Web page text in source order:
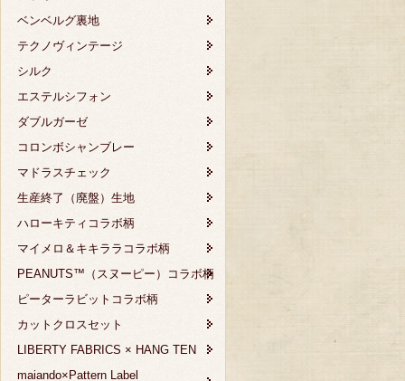
ベンベルグ裏地
テクノヴィンテージ
シルク
エステルシフォン
ダブルガーゼ
コロンボシャンブレー
マドラスチェック
生産終了（廃盤）生地
ハローキティコラボ柄
マイメロ＆キキララコラボ柄
PEANUTS™（スヌーピー）コラボ柄
ピーターラビットコラボ柄
カットクロスセット
LIBERTY FABRICS × HANG TEN
maiando×Pattern Label